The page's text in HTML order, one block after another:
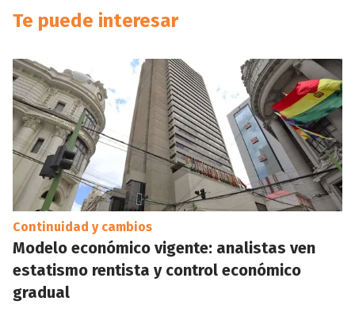
Te puede interesar
Continuidad y cambios
Modelo económico vigente: analistas ven
estatismo rentista y control económico
gradual